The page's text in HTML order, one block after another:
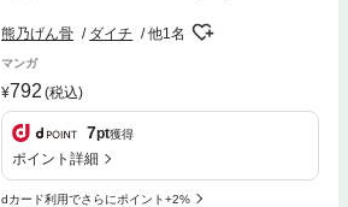
熊乃げん骨 ダイチ 他1名
マンガ
792 (税込)
7pt獲得
ポイント詳細
dカード利用でさらにポイント+2%